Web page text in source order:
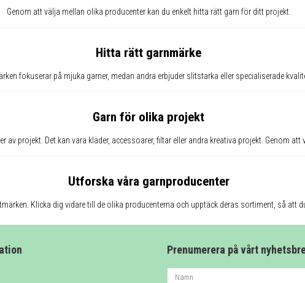
Genom att välja mellan olika producenter kan du enkelt hitta rätt garn för ditt projekt.
Hitta rätt garnmärke
fokuserar på mjuka garner, medan andra erbjuder slitstarka eller specialiserade
Garn för olika projekt
av projekt. Det kan vara kläder, accessoarer, filtar eller andra kreativa projekt. Genom
Utforska våra garnproducenter
Klicka dig vidare till de olika producenterna och upptäck deras sortiment, så att
Prenumerera på vårt